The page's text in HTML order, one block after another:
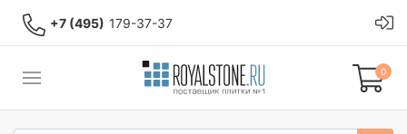
+7 (495) 179-37-37
0